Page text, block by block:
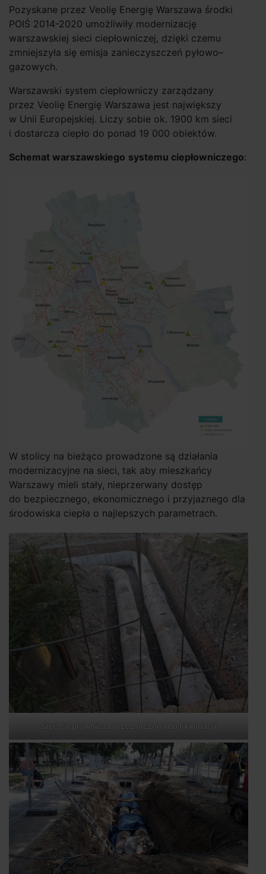
Pozyskane przez Veolię Energię Warszawa środki
POIŚ 2014-2020 umożliwiły modernizację
warszawskiej sieci ciepłowniczej, dzięki czemu
zmniejszyła się emisja zanieczyszczeń pyłowo–
gazowych.
Warszawski system ciepłowniczy zarządzany
przez Veolię Energię Warszawa jest największy
w Unii Europejskiej. Liczy sobie ok. 1900 km sieci
i dostarcza ciepło do ponad 19 000 obiektów.
Schemat warszawskiego systemu ciepłowniczego:
W stolicy na bieżąco prowadzone są działania
modernizacyjne na sieci, tak aby mieszkańcy
Warszawy mieli stały, nieprzerwany dostęp
do bezpiecznego, ekonomicznego i przyjaznego dla
środowiska ciepła o najlepszych parametrach.
Sieć ciepłownicza przeznaczona do likwidacji